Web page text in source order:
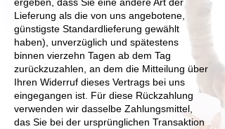
Lieferung als die von uns angebotene,
günstigste Standardlieferung gewählt
haben), unverzüglich und spätestens
binnen vierzehn Tagen ab dem Tag
zurückzuzahlen, an dem die Mitteilung über
Ihren Widerruf dieses Vertrags bei uns
eingegangen ist. Für diese Rückzahlung
verwenden wir dasselbe Zahlungsmittel,
das Sie bei der ursprünglichen Transaktion